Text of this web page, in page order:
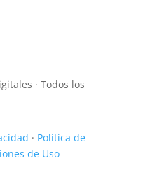
· Todos los
· Política de
de Uso